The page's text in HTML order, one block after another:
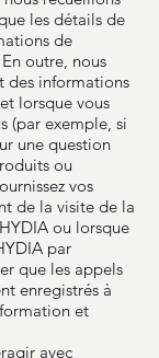
les détails de
de
outre, nous
des informations
lorsque vous
(par exemple, si
une question
ou
vos
de la visite de la
ou lorsque
par
que les appels
enregistrés à
et
avec